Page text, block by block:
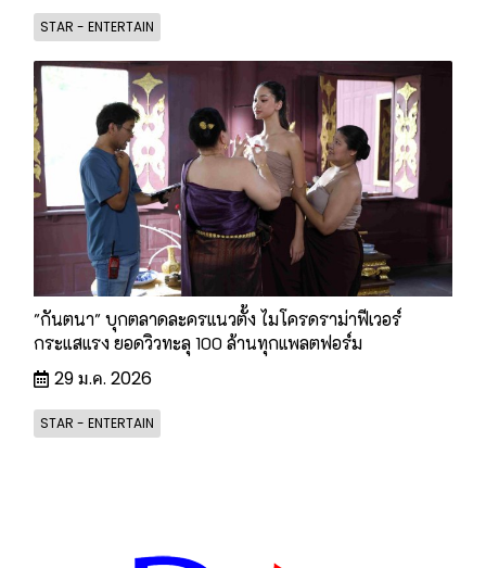
STAR - ENTERTAIN
"กันตนา" บุกตลาดละครแนวตั้ง ไมโครดราม่าฟีเวอร์
กระแสแรง ยอดวิวทะลุ 100 ล้านทุกแพลตฟอร์ม
29 ม.ค. 2026
STAR - ENTERTAIN